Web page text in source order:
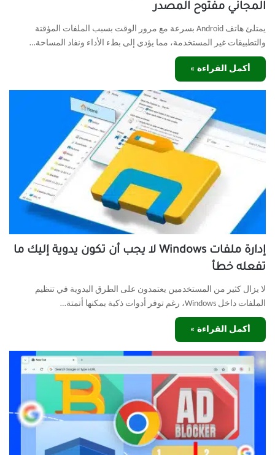
المجاني مفتوح المصدر
يمتلئ هاتف Android بسرعة مع مرور الوقت بسبب الملفات المؤقتة
والتطبيقات غير المستخدمة، مما يؤدي إلى بطء الأداء ونفاد المساحة…
أكمل القراءة »
إدارة ملفات Windows لا يجب أن تكون يدوية إليك ما
تفعله خطأ
لا يزال كثير من المستخدمين يعتمدون على الطرق اليدوية في تنظيم
الملفات داخل Windows، رغم توفر أدوات ذكية يمكنها أتمتة…
أكمل القراءة »